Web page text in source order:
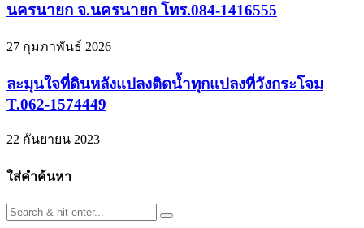
นครนายก จ.นครนายก โทร.084-1416555
27 กุมภาพันธ์ 2026
ละมุนใจที่ดินหลังแปลงติดน้ำทุกแปลงที่วังกระโจม
T.062-1574449
22 กันยายน 2023
ใส่คำค้นหา